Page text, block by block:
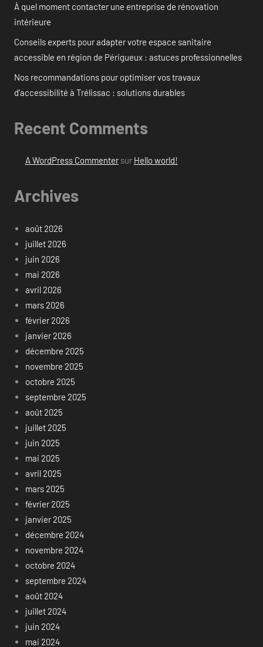
À quel moment contacter une entreprise de rénovation
intérieure
Conseils experts pour adapter votre espace sanitaire
accessible en région de Périgueux : astuces professionnelles
Nos recommandations pour optimiser vos travaux
d’accessibilité à Trélissac : solutions durables
Recent Comments
A WordPress Commentersur Hello world!
Archives
août 2026
juillet 2026
juin 2026
mai 2026
avril 2026
mars 2026
février 2026
janvier 2026
décembre 2025
novembre 2025
octobre 2025
septembre 2025
août 2025
juillet 2025
juin 2025
mai 2025
avril 2025
mars 2025
février 2025
janvier 2025
décembre 2024
novembre 2024
octobre 2024
septembre 2024
août 2024
juillet 2024
juin 2024
mai 2024